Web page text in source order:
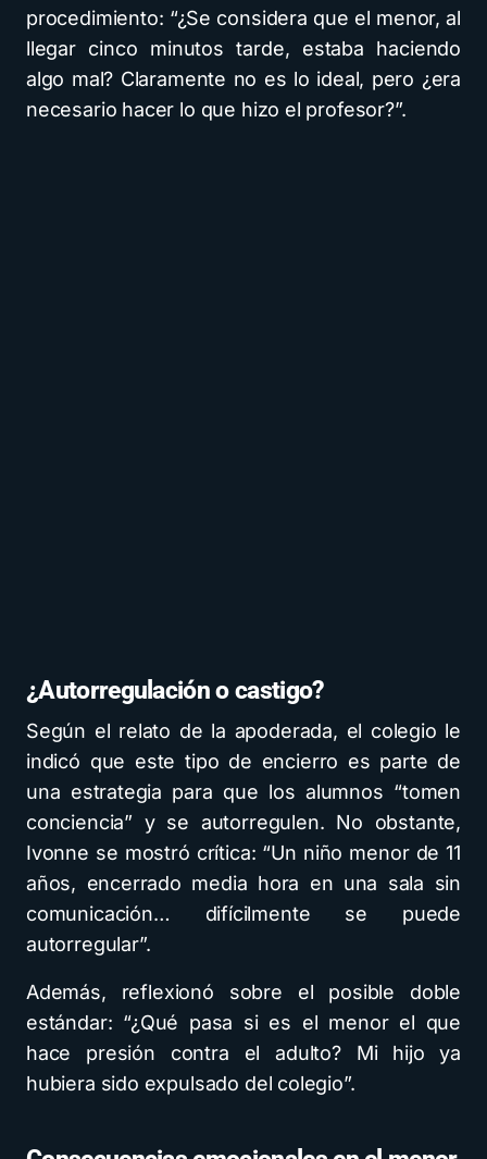
procedimiento: “¿Se considera que el menor, al
llegar cinco minutos tarde, estaba haciendo
algo mal? Claramente no es lo ideal, pero ¿era
necesario hacer lo que hizo el profesor?”.
¿Autorregulación o castigo?
Según el relato de la apoderada, el colegio le
indicó que este tipo de encierro es parte de
una estrategia para que los alumnos “tomen
conciencia” y se autorregulen. No obstante,
Ivonne se mostró crítica: “Un niño menor de 11
años, encerrado media hora en una sala sin
comunicación… difícilmente se puede
autorregular”.
Además, reflexionó sobre el posible doble
estándar: “¿Qué pasa si es el menor el que
hace presión contra el adulto? Mi hijo ya
hubiera sido expulsado del colegio”.